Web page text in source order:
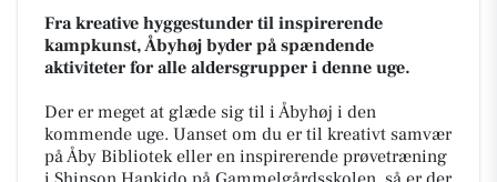
Fra kreative hyggestunder til inspirerende
kampkunst, Åbyhøj byder på spændende
aktiviteter for alle aldersgrupper i denne uge.
Der er meget at glæde sig til i Åbyhøj i den
kommende uge. Uanset om du er til kreativt samvær
på Åby Bibliotek eller en inspirerende prøvetræning